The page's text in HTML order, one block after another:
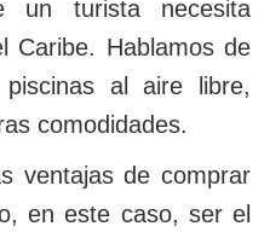
un turista necesita
Caribe. Hablamos de
al aire libre,
comodidades.
ventajas de comprar
en este caso, ser el